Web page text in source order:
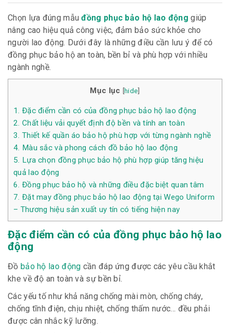
Chọn lựa đúng mẫuđồng phục bảo hộ lao động giúp
nâng cao hiệu quả công việc, đảm bảo sức khỏe cho
người lao động. Dưới đây là những điều cần lưu ý để có
đồng phục bảo hộ an toàn, bền bỉ và phù hợp với nhiều
ngành nghề.
Mục lục [hide]
1. Đặc điểm cần có của đồng phục bảo hộ lao động
2. Chất liệu vải quyết định độ bền và tính an toàn
3. Thiết kế quần áo bảo hộ phù hợp với từng ngành nghề
4. Màu sắc và phong cách đồ bảo hộ lao động
5. Lựa chọn đồng phục bảo hộ phù hợp giúp tăng hiệu
quả lao động
6. Đồng phục bảo hộ và những điều đặc biệt quan tâm
7. Đặt may đồng phục bảo hộ lao động tại Wego Uniform
– Thương hiệu sản xuất uy tín có tiếng hiện nay
Đặc điểm cần có của đồng phục bảo hộ lao
động
Đồ bảo hộ lao động cần đáp ứng được các yêu cầu khắt
khe về độ an toàn và sự bền bỉ.
Các yếu tố như khả năng chống mài mòn, chống cháy,
chống tĩnh điện, chịu nhiệt, chống thấm nước… đều phải
được cân nhắc kỹ lưỡng.